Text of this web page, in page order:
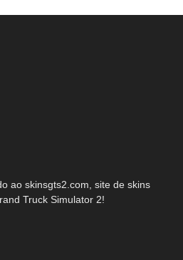
ao skinsgts2.com, site de skins
Truck Simulator 2!